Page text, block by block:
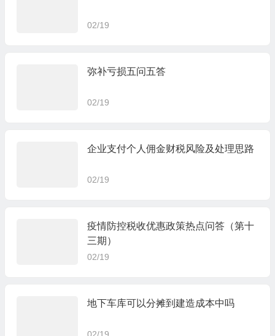
02/19
弥补亏损五问五答
02/19
企业支付个人佣金财税风险及处理思路
02/19
疫情防控税收优惠政策热点问答（第十
三期）
02/19
地下车库可以分摊到建造成本中吗